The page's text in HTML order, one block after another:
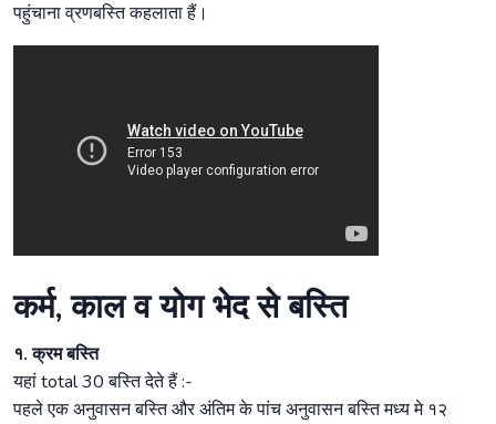
पहुंचाना व्रणबस्ति कहलाता हैं।
कर्म, काल व योग भेद से बस्ति
१. क्रम बस्ति
यहां total 30 बस्ति देते हैं :-
पहले एक अनुवासन बस्ति और अंतिम के पांच अनुवासन बस्ति मध्य मे १२